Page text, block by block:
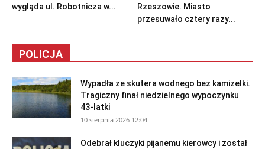
wygląda ul. Robotnicza w...
Rzeszowie. Miasto
przesuwało cztery razy...
POLICJA
Wypadła ze skutera wodnego bez kamizelki.
Tragiczny finał niedzielnego wypoczynku
43-latki
10 sierpnia 2026 12:04
Odebrał kluczyki pijanemu kierowcy i został